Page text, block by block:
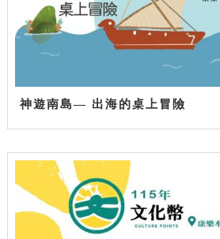
神遊南島— 出海的桌上冒險